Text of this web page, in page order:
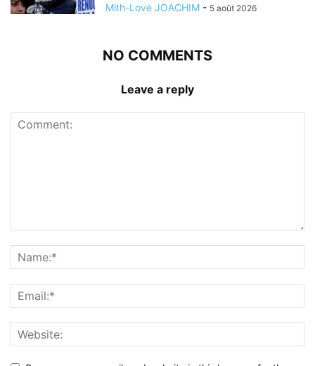
Mith-Love JOACHIM - 5 août 2026
NO COMMENTS
Leave a reply